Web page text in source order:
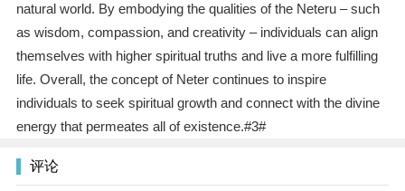
natural world. By embodying the qualities of the Neteru – such
as wisdom, compassion, and creativity – individuals can align
themselves with higher spiritual truths and live a more fulfilling
life. Overall, the concept of Neter continues to inspire
individuals to seek spiritual growth and connect with the divine
energy that permeates all of existence.#3#
评论